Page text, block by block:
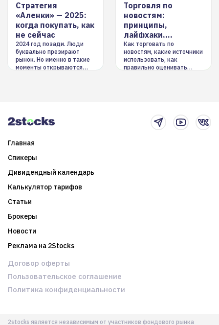
Стратегия
«Аленки» — 2025:
когда покупать, как
не сейчас
2024 год позади. Люди
буквально презирают
рынок. Но именно в такие
моменты открываются
Торговля по
новостям:
принципы,
лайфхаки,
инструменты
Как торговать по
новостям, какие источники
использовать, как
правильно оценивать
Главная
Спикеры
Дивидендный календарь
Калькулятор тарифов
Статьи
Брокеры
Новости
Реклама на 2Stocks
2stocks является независимым от участников фондового рынка
Договор оферты
Пользовательское соглашение
Политика конфиденциальности